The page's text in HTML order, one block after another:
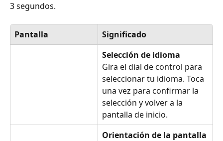
3 segundos.
Pantalla
Significado
Selección de idioma
Gira el dial de control para
seleccionar tu idioma. Toca
una vez para confirmar la
selección y volver a la
pantalla de inicio.
Orientación de la pantalla